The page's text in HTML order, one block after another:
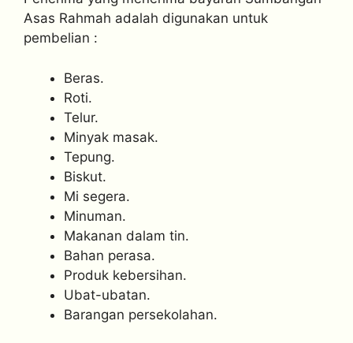
Asas Rahmah adalah digunakan untuk
pembelian :
Beras.
Roti.
Telur.
Minyak masak.
Tepung.
Biskut.
Mi segera.
Minuman.
Makanan dalam tin.
Bahan perasa.
Produk kebersihan.
Ubat-ubatan.
Barangan persekolahan.